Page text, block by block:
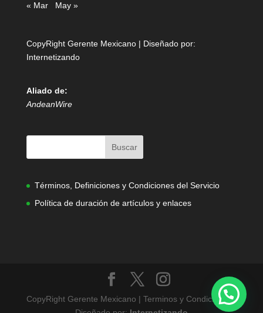
« Mar
May »
CopyRight Gerente Mexicano | Diseñado por:
Internetizando
Aliado de:
AndeanWire
Términos, Definiciones y Condiciones del Servicio
Política de duración de artículos y enlaces
CopyRight Gerente Mexicano | Terminos y Condiciones |